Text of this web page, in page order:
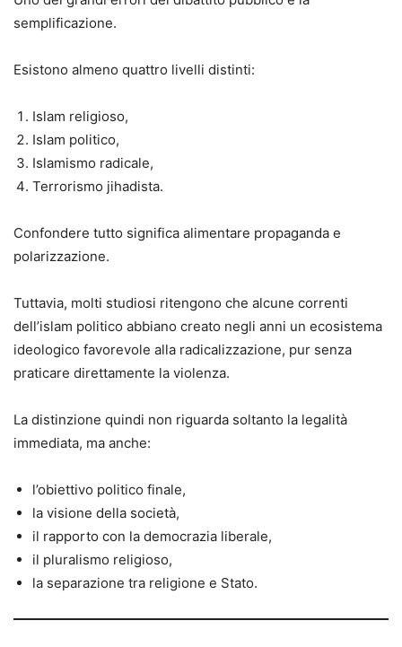
semplificazione.
Esistono almeno quattro livelli distinti:
Islam religioso,
Islam politico,
Islamismo radicale,
Terrorismo jihadista.
Confondere tutto significa alimentare propaganda e
polarizzazione.
Tuttavia, molti studiosi ritengono che alcune correnti
dell’islam politico abbiano creato negli anni un ecosistema
ideologico favorevole alla radicalizzazione, pur senza
praticare direttamente la violenza.
La distinzione quindi non riguarda soltanto la legalità
immediata, ma anche:
l’obiettivo politico finale,
la visione della società,
il rapporto con la democrazia liberale,
il pluralismo religioso,
la separazione tra religione e Stato.